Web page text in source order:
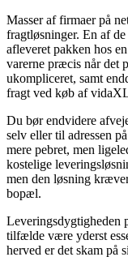
Masser af firmaer på
fragtløsninger. En af
afleveret pakken hos
varerne præcis når det
ukompliceret, samt
fragt ved køb af
Du bør endvidere
selv eller til adressen
mere pebret, men
kostelige
men den løsning
bopæl.
Leveringsdygtigheden
tilfælde være yderst
herved er det skam på